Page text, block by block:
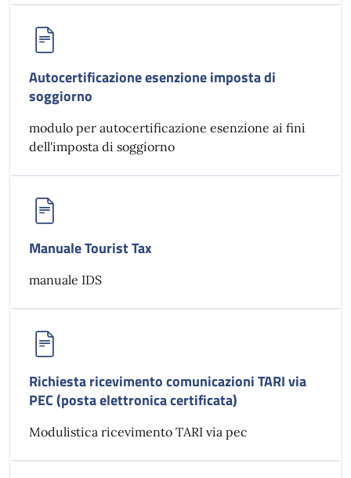
Autocertificazione esenzione imposta di
soggiorno
modulo per autocertificazione esenzione ai fini
dell'imposta di soggiorno
Manuale Tourist Tax
manuale IDS
Richiesta ricevimento comunicazioni TARI via
PEC (posta elettronica certificata)
Modulistica ricevimento TARI via pec